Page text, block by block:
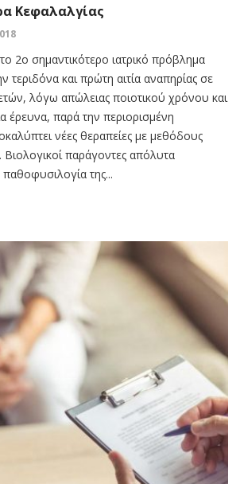
Κεφαλαλγίας
2ο σημαντικότερο ιατρικό πρόβλημα
τεριδόνα και πρώτη αιτία αναπηρίας σε
λόγω απώλειας ποιοτικού χρόνου και
παρά την περιορισμένη
νέες θεραπείες με μεθόδους
Βιολογικοί παράγοντες απόλυτα
της...